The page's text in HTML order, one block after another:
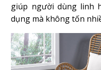
giúp người dùng linh
dụng mà không tốn